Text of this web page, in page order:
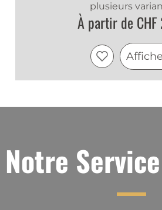
plusieurs
À partir de
Notre